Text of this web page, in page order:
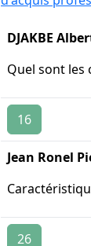
DJAKBE
Quel sont
16
Jean Ronel
26